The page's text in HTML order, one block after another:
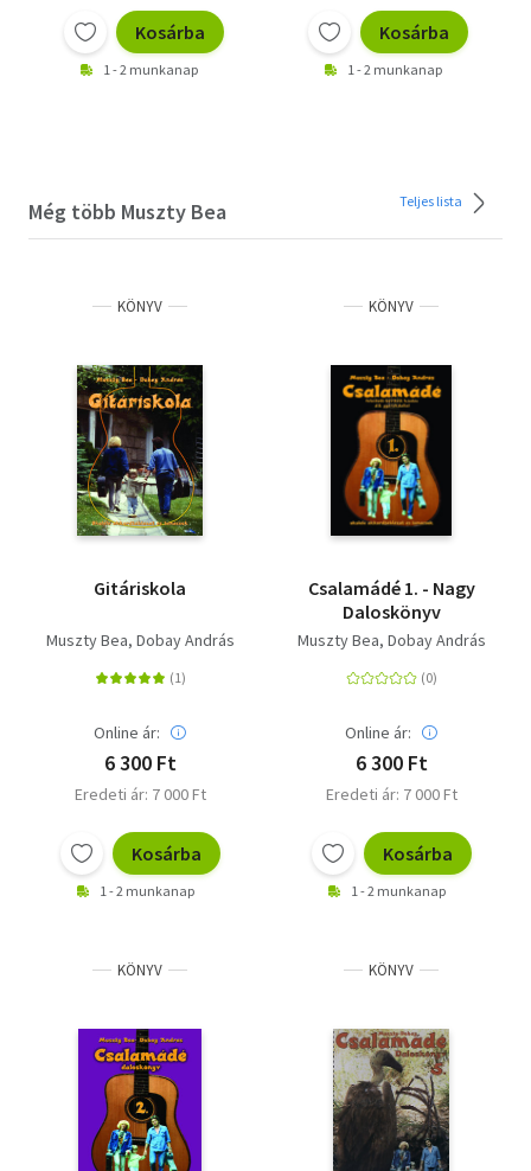
Kosárba
1 - 2 munkanap
Kosárba
1 - 2 munkanap
Még több Muszty Bea Teljes lista
KÖNYV
Gitáriskola
Muszty Bea Dobay András
Online ár:
6 300 Ft
Eredeti ár: 7 000 Ft
Kosárba
1 - 2 munkanap
KÖNYV
Csalamádé 1. - Nagy
Daloskönyv
Muszty Bea Dobay András
Online ár:
6 300 Ft
Eredeti ár: 7 000 Ft
Kosárba
1 - 2 munkanap
KÖNYV KÖNYV